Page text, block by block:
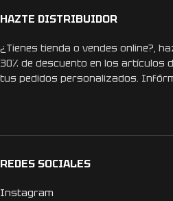
HAZTE DISTRIBUIDOR
¿Tienes tienda o vendes online?,
30% de descuento en los artículos
tus pedidos personalizados.
REDES SOCIALES
Instagram